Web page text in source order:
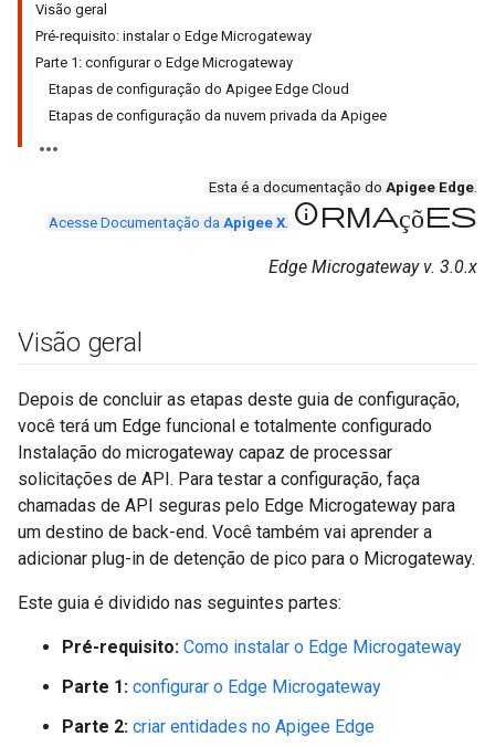
Visão geral
Pré-requisito: instalar o Edge Microgateway
Parte 1: configurar o Edge Microgateway
Etapas de configuração do Apigee Edge Cloud
Etapas de configuração da nuvem privada da Apigee
Esta é a documentação do Apigee Edge.
Acesse Documentação da Apigee X. informações
Edge Microgateway v. 3.0.x
Visão geral
Depois de concluir as etapas deste guia de configuração,
você terá um Edge funcional e totalmente configurado
Instalação do microgateway capaz de processar
solicitações de API. Para testar a configuração, faça
chamadas de API seguras pelo Edge Microgateway para
um destino de back-end. Você também vai aprender a
adicionar plug-in de detenção de pico para o Microgateway.
Este guia é dividido nas seguintes partes:
Pré-requisito: Como instalar o Edge Microgateway
Parte 1: configurar o Edge Microgateway
Parte 2: criar entidades no Apigee Edge